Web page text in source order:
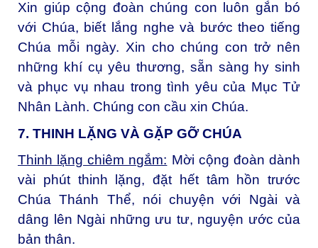
Xin giúp cộng đoàn chúng con luôn gắn bó
với Chúa, biết lắng nghe và bước theo tiếng
Chúa mỗi ngày. Xin cho chúng con trở nên
những khí cụ yêu thương, sẵn sàng hy sinh
và phục vụ nhau trong tình yêu của Mục Tử
Nhân Lành. Chúng con cầu xin Chúa.
7. THINH LẶNG VÀ GẶP GỠ CHÚA
Thinh lặng chiêm ngắm: Mời cộng đoàn dành
vài phút thinh lặng, đặt hết tâm hồn trước
Chúa Thánh Thể, nói chuyện với Ngài và
dâng lên Ngài những ưu tư, nguyện ước của
bản thân.